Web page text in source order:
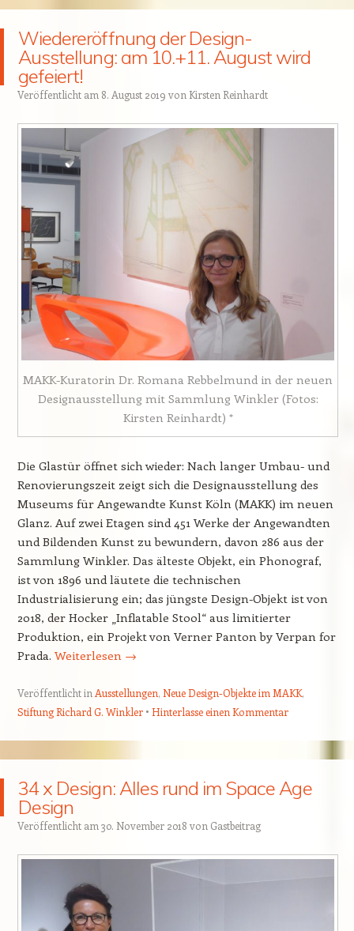
Wiedereröffnung der Design-
Ausstellung: am 10.+11. August wird
gefeiert!
Veröffentlicht am 8. August 2019 von Kirsten Reinhardt
MAKK-Kuratorin Dr. Romana Rebbelmund in der neuen
Designausstellung mit Sammlung Winkler (Fotos:
Kirsten Reinhardt) *
Die Glastür öffnet sich wieder: Nach langer Umbau- und
Renovierungszeit zeigt sich die Designausstellung des
Museums für Angewandte Kunst Köln (MAKK) im neuen
Glanz. Auf zwei Etagen sind 451 Werke der Angewandten
und Bildenden Kunst zu bewundern, davon 286 aus der
Sammlung Winkler. Das älteste Objekt, ein Phonograf,
ist von 1896 und läutete die technischen
Industrialisierung ein; das jüngste Design-Objekt ist von
2018, der Hocker „Inflatable Stool“ aus limitierter
Produktion, ein Projekt von Verner Panton by Verpan for
Prada. Weiterlesen →
Veröffentlicht in Ausstellungen, Neue Design-Objekte im MAKK,
Stiftung Richard G. Winkler
Hinterlasse einen Kommentar
34 x Design: Alles rund im Space Age
Design
Veröffentlicht am 30. November 2018 von Gastbeitrag